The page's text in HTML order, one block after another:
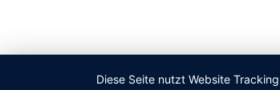
Diese Seite nutzt Website